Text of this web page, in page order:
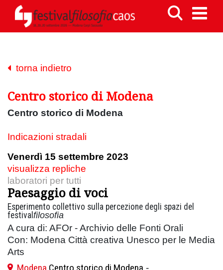
torna indietro
Centro storico di Modena
Centro storico di Modena
Indicazioni stradali
Venerdì 15 settembre 2023
visualizza repliche
laboratori per tutti
Paesaggio di voci
Esperimento collettivo sulla percezione degli spazi del
festival filosofia
A cura di: AFOr - Archivio delle Fonti Orali
Con: Modena Città creativa Unesco per le Media
Arts
Modena Centro storico di Modena -